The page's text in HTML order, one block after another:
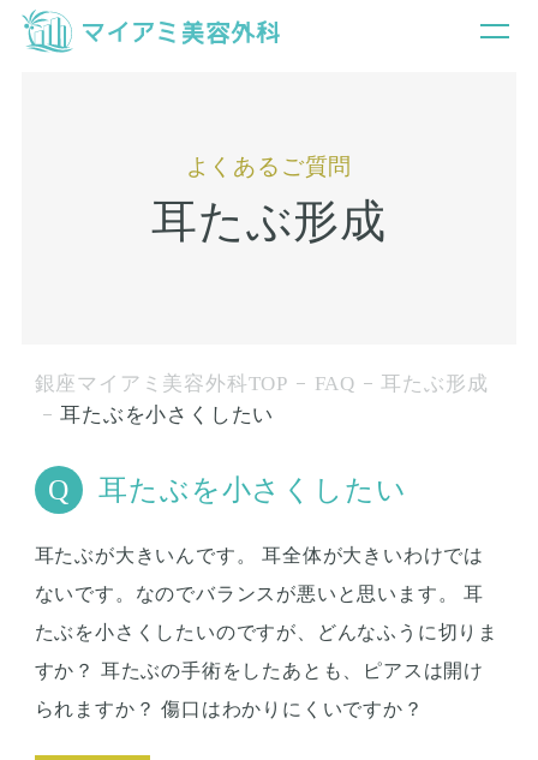
よくあるご質問
耳たぶ形成
銀座マイアミ美容外科TOP FAQ
耳たぶ形成
耳たぶを小さくしたい
耳たぶを小さくしたい
耳たぶが大きいんです。 耳全体が大きいわけでは
ないです。なのでバランスが悪いと思います。 耳
たぶを小さくしたいのですが、どんなふうに切りま
すか？ 耳たぶの手術をしたあとも、ピアスは開け
られますか？ 傷口はわかりにくいですか？